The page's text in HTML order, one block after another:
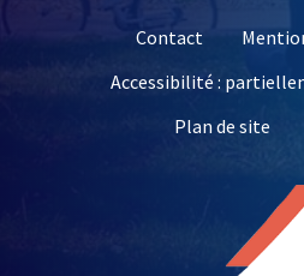
Contact
Accessibilité :
Plan de site